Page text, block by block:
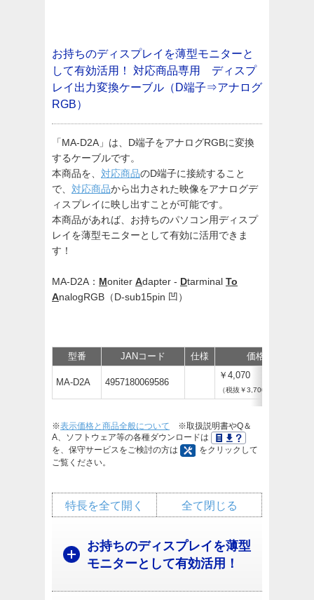
お持ちのディスプレイを薄型モニターと
して有効活用！
対応商品専用 ディスプ
レイ出力変換ケーブル（D端子⇒アナログ
RGB）
「MA-D2A」は、D端子をアナログRGBに変換
するケーブルです。
本商品を、 対応商品のD端子に接続すること
で、 対応商品から出力された映像をアナログデ
ィスプレイに映し出すことが可能です。
本商品があれば、お持ちのパソコン用ディスプ
レイを薄型モニターとして有効に活用できま
す！
MA-D2A： Moniter Adapter - Dtarminal To
AnalogRGB（D-sub15pin 凹）
型番 JANコード 仕様 価格
MA-D2A 4957180069586
￥4,070
（税抜￥3,700）
※表示価格と商品全般について ※取扱説明書やQ＆
A、ソフトウェア等の各種ダウンロードは
を、保守サービスをご検討の方は
をクリックして
ご覧ください。
全て閉じる
特長を全て開く
お持ちのディスプレイを薄型
モニターとして有効活用！